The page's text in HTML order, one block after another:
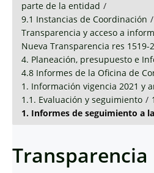
parte de la entidad /
9.1 Instancias de Coordinación /
Transparencia y acceso a
Nueva Transparencia res 1519-
4. Planeación, presupuesto e
4.8 Informes de la Oficina de
1. Información vigencia 2021 y
1.1. Evaluación y seguimiento /
1. Informes de seguimiento a
Transparencia